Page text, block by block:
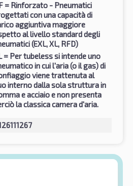
= Rinforzato - Pneumatici
con una capacità di
aggiuntiva maggiore
al livello standard degli
(EXL, XL, RFD)
= Per tubeless si intende uno
in cui l'aria (o il gas) di
viene trattenuta al
interno dalla sola struttura in
e acciaio e non presenta
la classica camera d'aria.